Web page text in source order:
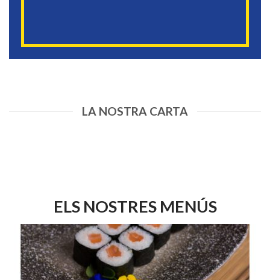
LA NOSTRA CARTA
ELS NOSTRES MENÚS